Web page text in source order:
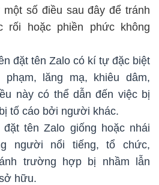
số điều sau đây để tránh
rối hoặc phiền phức không
đặt tên Zalo có kí tự đặc biệt
lăng mạ, khiêu dâm,
này có thể dẫn đến việc bị
tố cáo bởi người khác.
tên Zalo giống hoặc nhái
người nổi tiếng, tổ chức,
trường hợp bị nhầm lẫn
hữu.